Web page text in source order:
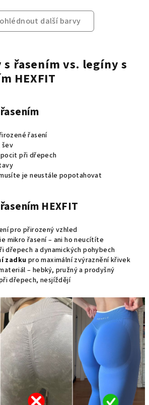
další barvy
řasením vs. legíny s
HEXFIT
řasení
šev
pocit při dřepech
je neustále popotahovat
HEXFIT
pro přirozený vzhled
mikro řasení – ani ho neucítíte
dřepech a dynamických pohybech
zadku pro maximální zvýraznění křivek
– hebký, pružný a prodyšný
dřepech, nesjíždějí